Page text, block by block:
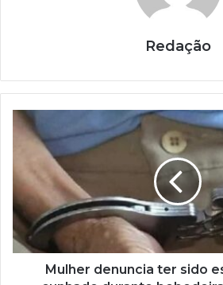
Redação
Mulher denuncia ter sido